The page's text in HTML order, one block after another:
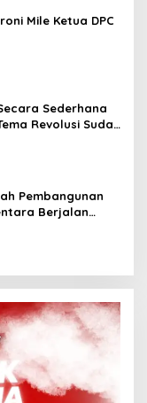
Mile Ketua DPC
Sederhana
Revolusi Sudah
Pembangunan
Berjalan